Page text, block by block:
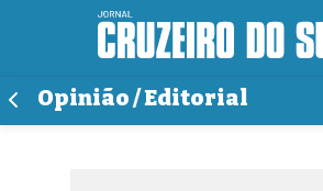
Opinião / Editorial